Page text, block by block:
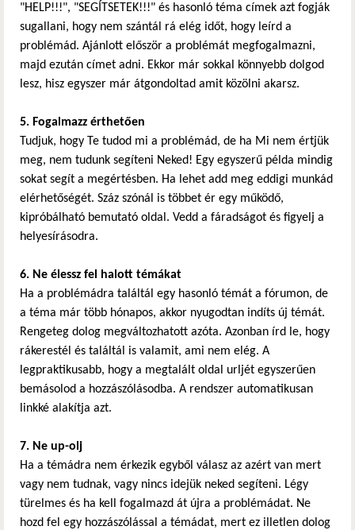
"HELP!!!", "SEGÍTSETEK!!!" és hasonló téma címek azt fogják
sugallani, hogy nem szántál rá elég időt, hogy leírd a
problémád. Ajánlott először a problémát megfogalmazni,
majd ezután címet adni. Ekkor már sokkal könnyebb dolgod
lesz, hisz egyszer már átgondoltad amit közölni akarsz.
5. Fogalmazz érthetően
Tudjuk, hogy Te tudod mi a problémád, de ha Mi nem értjük
meg, nem tudunk segíteni Neked! Egy egyszerű példa mindig
sokat segít a megértésben. Ha lehet add meg eddigi munkád
elérhetőségét. Száz szónál is többet ér egy működő,
kipróbálható bemutató oldal. Vedd a fáradságot és figyelj a
helyesírásodra.
6. Ne élessz fel halott témákat
Ha a problémádra találtál egy hasonló témát a fórumon, de
a téma már több hónapos, akkor nyugodtan indíts új témát.
Rengeteg dolog megváltozhatott azóta. Azonban írd le, hogy
rákerestél és találtál is valamit, ami nem elég. A
legpraktikusabb, hogy a megtalált oldal urljét egyszerűen
bemásolod a hozzászólásodba. A rendszer automatikusan
linkké alakítja azt.
7. Ne up-olj
Ha a témádra nem érkezik egyből válasz az azért van mert
vagy nem tudnak, vagy nincs idejük neked segíteni. Légy
türelmes és ha kell fogalmazd át újra a problémádat. Ne
hozd fel egy hozzászólással a témádat, mert ez illetlen dolog